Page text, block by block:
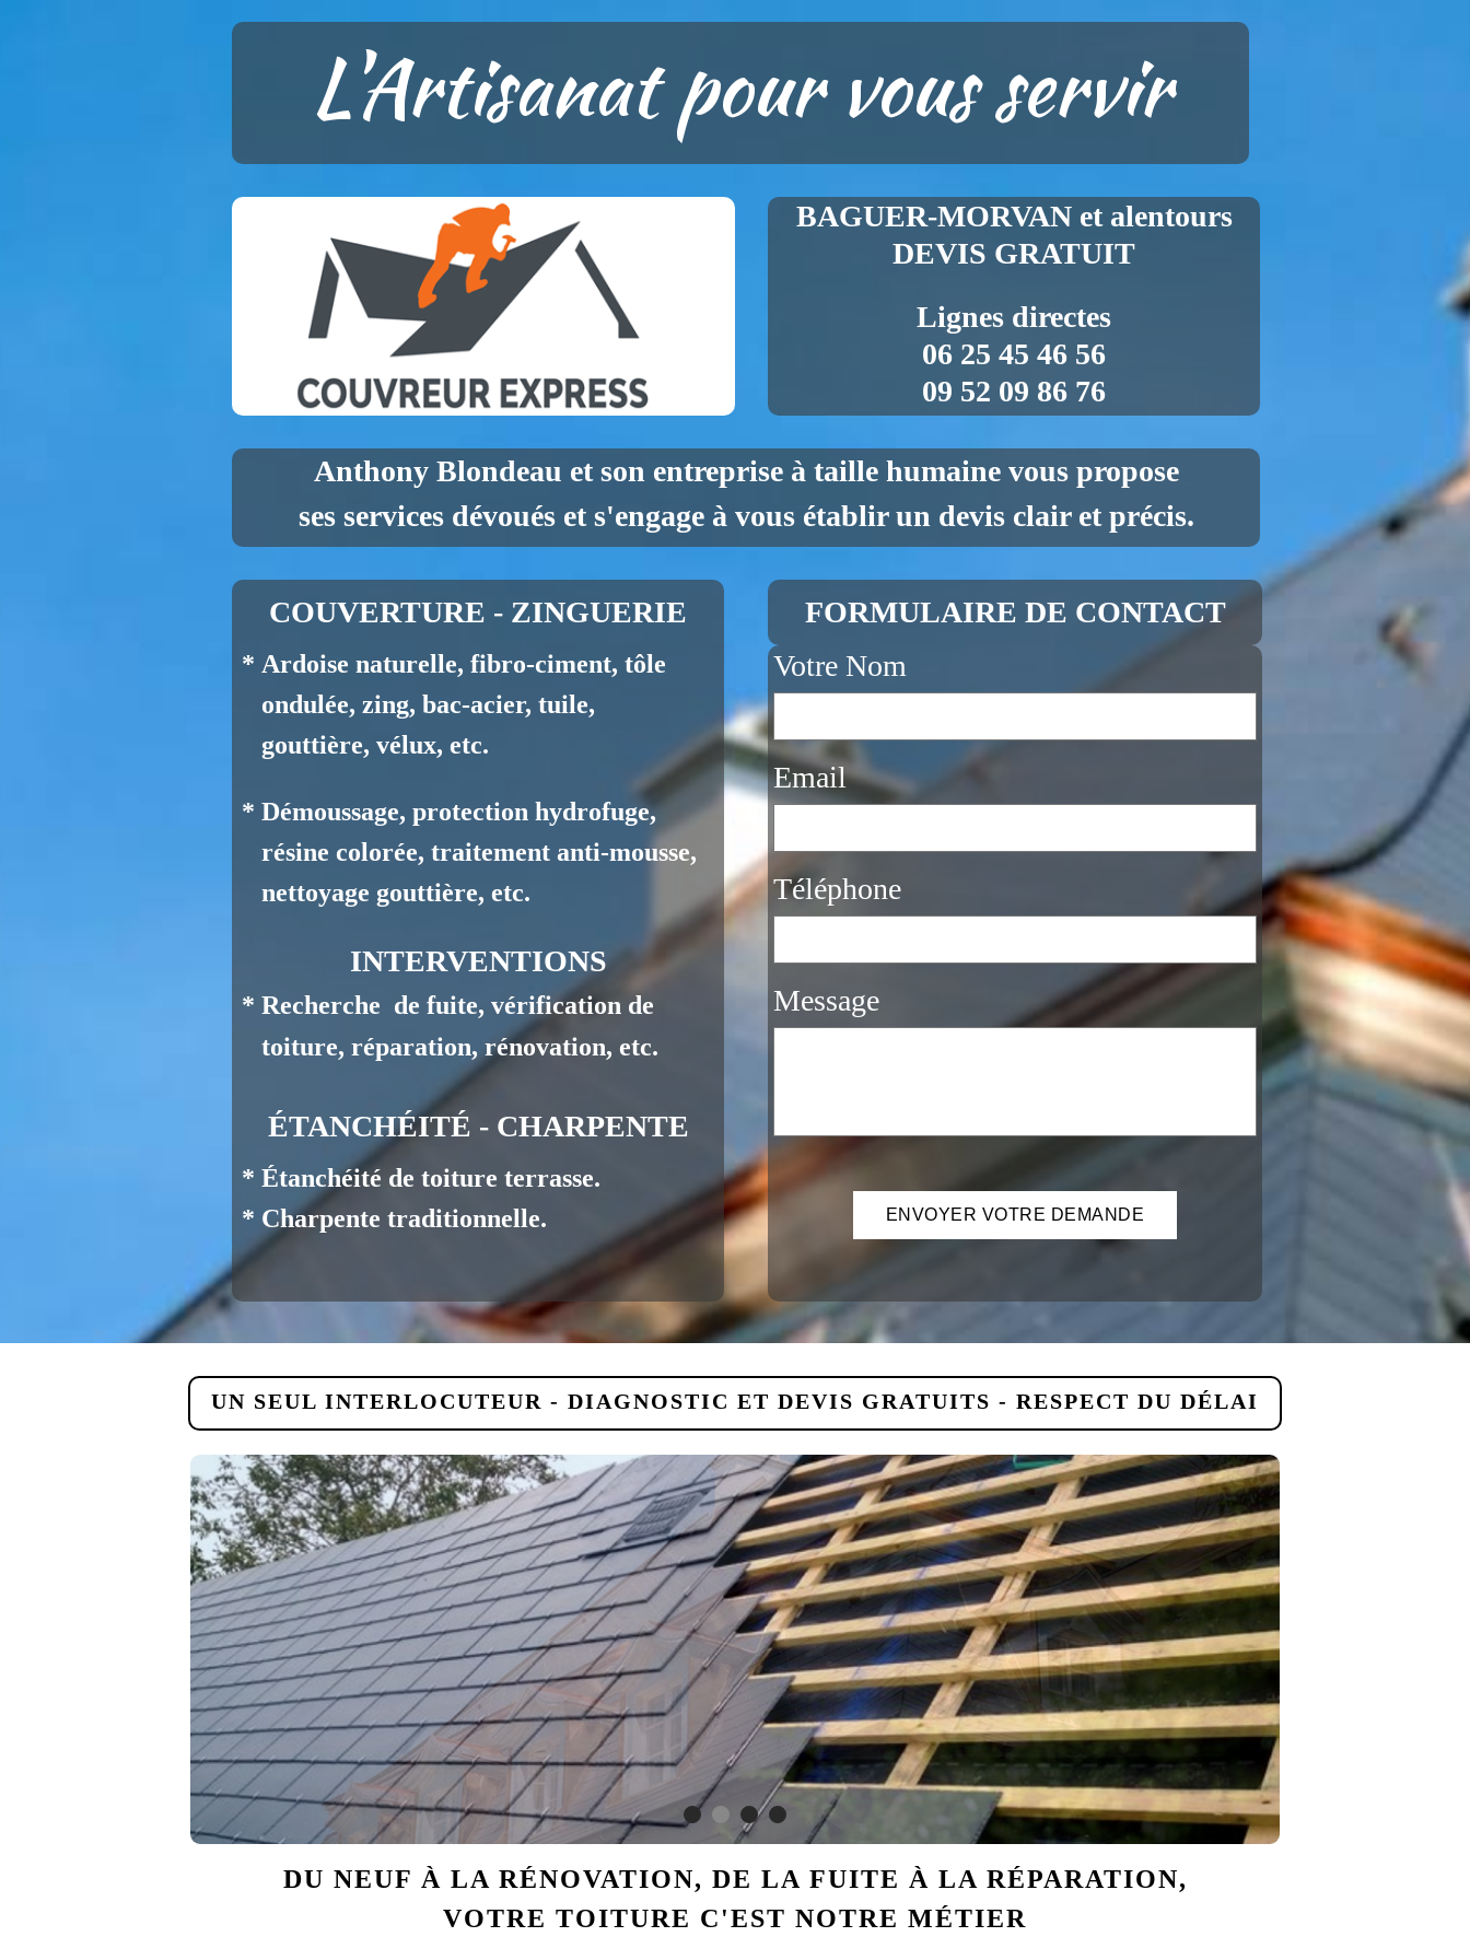
L'Artisanat pour vous servir
BAGUER-MORVAN et alentours
DEVIS GRATUIT
Lignes directes
06 25 45 46 56
09 52 09 86 76
Anthony Blondeau et son entreprise à taille humaine vous propose
ses services dévoués et s'engage à vous établir un devis clair et précis.
COUVERTURE - ZINGUERIE
* Ardoise naturelle, fibro-ciment, tôle
ondulée, zing, bac-acier, tuile,
gouttière, vélux, etc.
* Démoussage, protection hydrofuge,
résine colorée, traitement anti-mousse,
nettoyage gouttière, etc.
INTERVENTIONS
* Recherche de fuite, vérification de
toiture, réparation, rénovation, etc.
ÉTANCHÉITÉ - CHARPENTE
* Étanchéité de toiture terrasse.
* Charpente traditionnelle.
FORMULAIRE DE CONTACT
Votre Nom
Email
Téléphone
Message
UN SEUL INTERLOCUTEUR - DIAGNOSTIC ET DEVIS GRATUITS - RESPECT DU DÉLAI
DU NEUF À LA RÉNOVATION, DE LA FUITE À LA RÉPARATION,
VOTRE TOITURE C'EST NOTRE MÉTIER